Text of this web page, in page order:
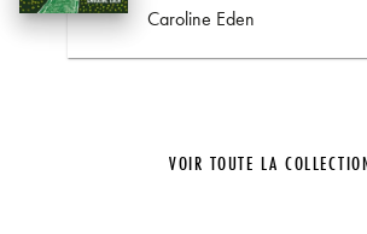
Caroline Eden
VOIR TOUTE LA